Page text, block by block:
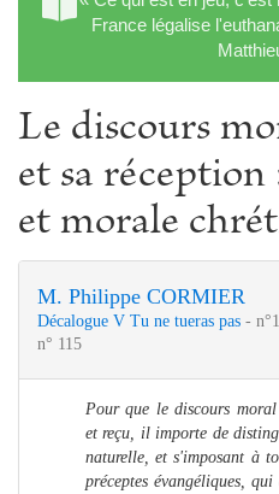
France légalise
Le discours
et sa
et morale
M. Philippe CORMIER
Décalogue V Tu ne tueras pas -
n° 115
Pour que le discours
et reçu, il importe de
naturelle, et s'imposant à
préceptes évangéliques,